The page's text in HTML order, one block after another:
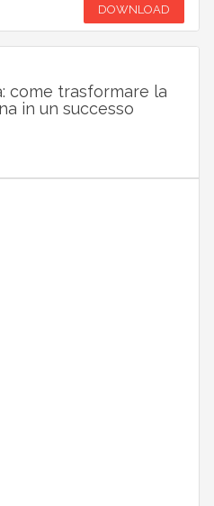
DOWNLOAD
come trasformare la
in un successo